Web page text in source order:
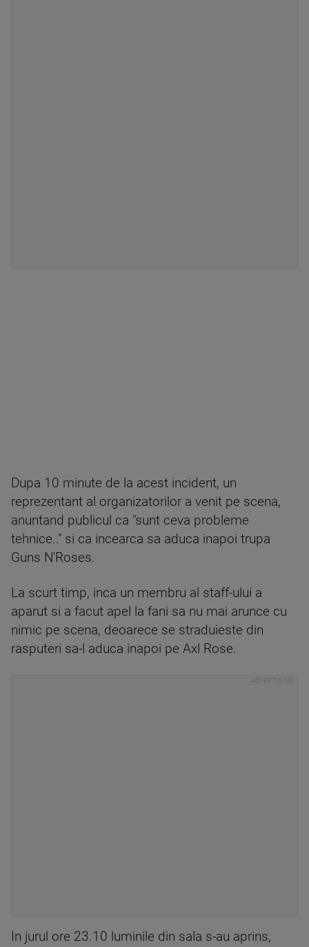
Dupa 10 minute de la acest incident, un
reprezentant al organizatorilor a venit pe scena,
anuntand publicul ca "sunt ceva probleme
tehnice.." si ca incearca sa aduca inapoi trupa
Guns N'Roses.
La scurt timp, inca un membru al staff-ului a
aparut si a facut apel la fani sa nu mai arunce cu
nimic pe scena, deoarece se straduieste din
rasputeri sa-l aduca inapoi pe Axl Rose.
In jurul ore 23.10 luminile din sala s-au aprins,